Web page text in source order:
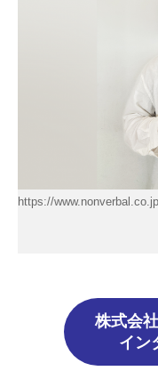
https://
株式会
イン